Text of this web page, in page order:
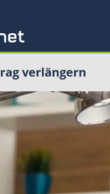
verlängern